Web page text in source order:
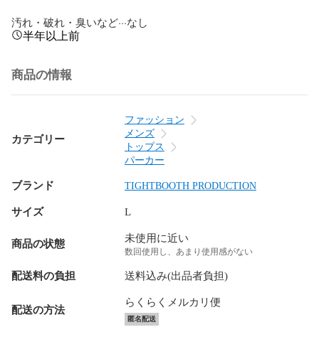
汚れ・破れ・臭いなど···なし
半年以上前
商品の情報
カテゴリー
ファッション
メンズ
トップス
パーカー
ブランド TIGHTBOOTH PRODUCTION
サイズ L
商品の状態 未使用に近い
数回使用し、あまり使用感がない
配送料の負担 送料込み(出品者負担)
配送の方法
らくらくメルカリ便
匿名配送